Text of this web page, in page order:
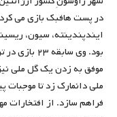
در پست هافبک بازی می
ایندپندینته، سیون،
بود. وی
ملی دانمارک زد تا
فراهم سازد. از افتخارات